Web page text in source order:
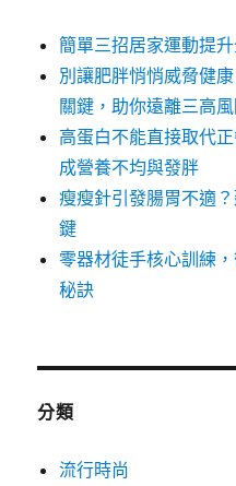
簡單三招居家運動提
別讓肥胖悄悄威脅健
關鍵，助你遠離三高
高蛋白不能直接取代
成營養不均與發胖
瘦瘦針引發腸胃不適
鍵
零器材徒手核心訓練
秘訣
分類
流行時尚